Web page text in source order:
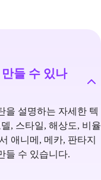
들 수 있나
을 설명하는 자세한 텍
, 스타일, 해상도, 비율
애니메, 메카, 판타지
들 수 있습니다.